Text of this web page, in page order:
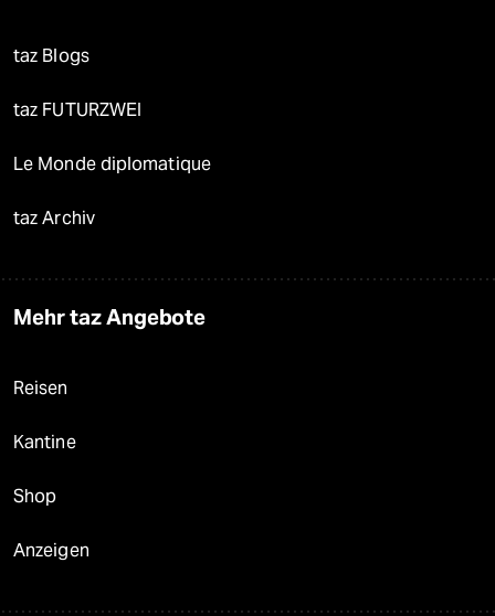
taz Blogs
taz FUTURZWEI
Le Monde diplomatique
taz Archiv
Mehr taz Angebote
Reisen
Kantine
Shop
Anzeigen